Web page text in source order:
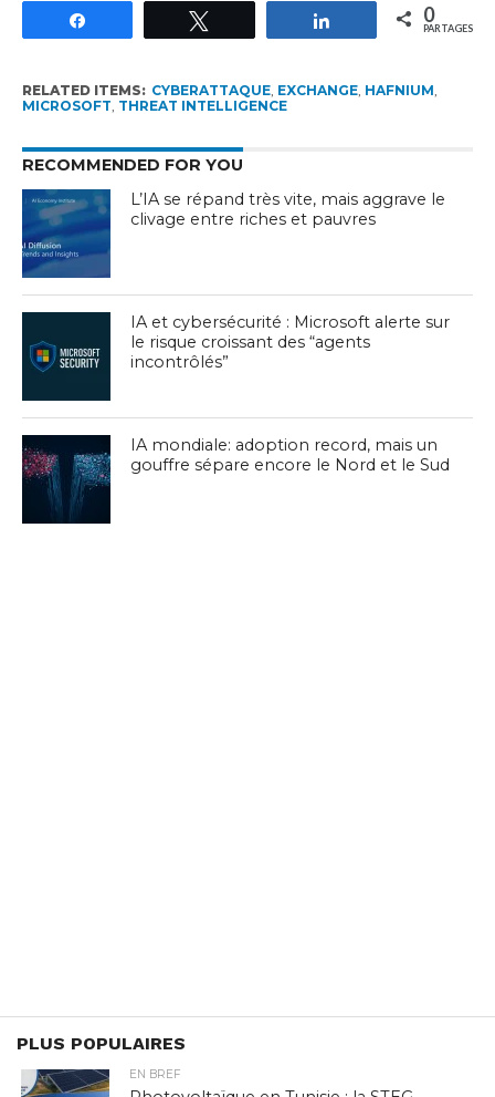
Partagez 0
PARTAGES
RELATED ITEMS: CYBERATTAQUE, EXCHANGE, HAFNIUM
MICROSOFT THREAT INTELLIGENCE
RECOMMENDED FOR YOU
L’IA se répand très vite, mais aggrave le
clivage entre riches et pauvres
IA et cybersécurité : Microsoft alerte sur
le risque croissant des “agents
incontrôlés”
IA mondiale: adoption record, mais un
gouffre sépare encore le Nord et le Sud
PLUS POPULAIRES
EN BREF